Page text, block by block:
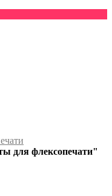
для флексопечати"